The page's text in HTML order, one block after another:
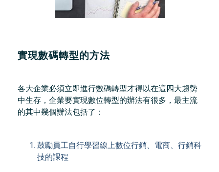
實現數碼轉型的方法
各大企業必須立即進行數碼轉型才得以在這四大趨勢
中生存，企業要實現數位轉型的辦法有很多，最主流
的其中幾個辦法包括了：
鼓勵員工自行學習線上數位行銷、電商、行銷科
技的課程